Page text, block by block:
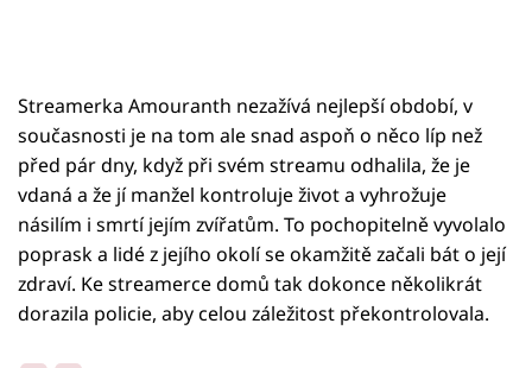
Streamerka Amouranth nezažívá nejlepší období, v
současnosti je na tom ale snad aspoň o něco líp než
před pár dny, když při svém streamu odhalila, že je
vdaná a že jí manžel kontroluje život a vyhrožuje
násilím i smrtí jejím zvířatům. To pochopitelně vyvolalo
poprask a lidé z jejího okolí se okamžitě začali bát o její
zdraví. Ke streamerce domů tak dokonce několikrát
dorazila policie, aby celou záležitost překontrolovala.